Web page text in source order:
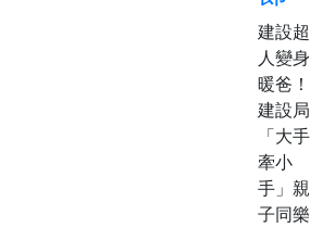
建設超
人變身
暖爸！
建設局
「大手
牽小
手」親
子同樂